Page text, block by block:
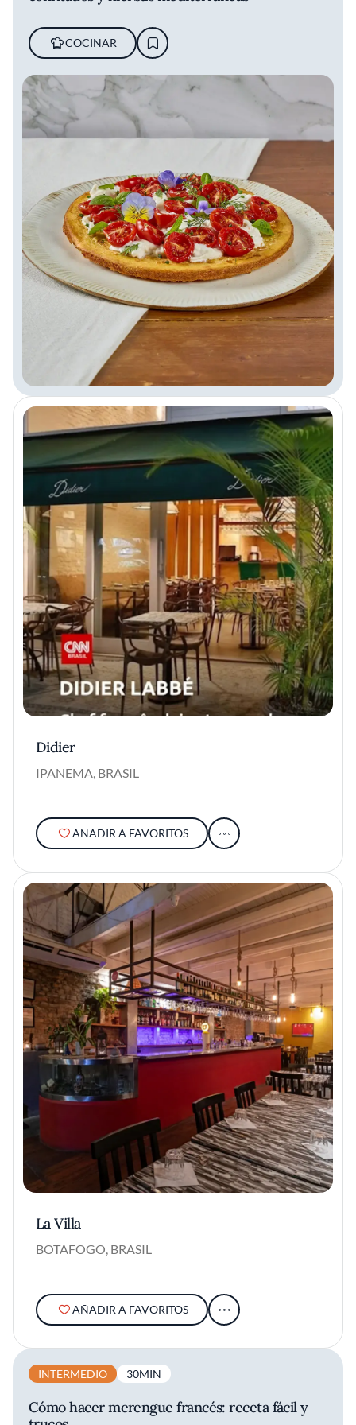
COCINAR
Didier
IPANEMA, BRASIL
AÑADIR A FAVORITOS
La Villa
BOTAFOGO, BRASIL
AÑADIR A FAVORITOS
INTERMEDIO 30MIN
Cómo hacer merengue francés: receta fácil y